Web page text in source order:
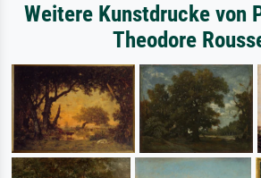
Weitere Kunstdrucke von
Theodore